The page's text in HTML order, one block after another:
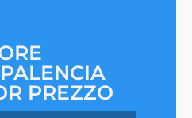
PREZZO